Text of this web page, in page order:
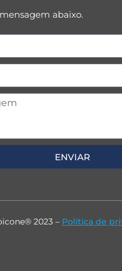
abaixo.
ENVIAR
2023 – Política de